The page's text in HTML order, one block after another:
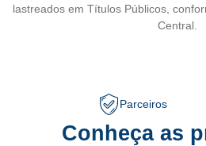
lastreados em Títulos Públicos,
Central.
Parceiros
Conheça as